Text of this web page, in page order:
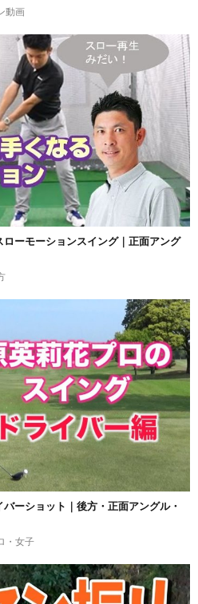
動画
ーモーションスイング｜正面アング
ーショット｜後方・正面アングル・
・女子